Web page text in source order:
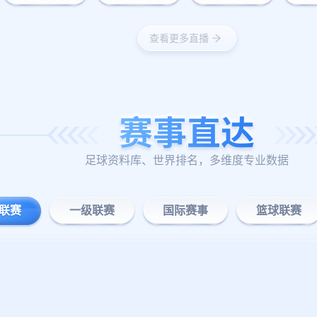
查看更多直播
足球资料库、世界排名，多维度专业数据
赛 一级联赛 国际赛事 篮球联赛